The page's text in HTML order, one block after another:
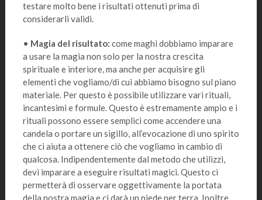
testare molto bene i risultati ottenuti prima di
considerarli validi.
• Magia del risultato: come maghi dobbiamo imparare
a usare la magia non solo per la nostra crescita
spirituale e interiore, ma anche per acquisire gli
elementi che vogliamo/di cui abbiamo bisogno sul piano
materiale. Per questo è possibile utilizzare vari rituali,
incantesimi e formule. Questo è estremamente ampio e i
rituali possono essere semplici come accendere una
candela o portare un sigillo, all’evocazione di uno spirito
che ci aiuta a ottenere ciò che vogliamo in cambio di
qualcosa. Indipendentemente dal metodo che utilizzi,
devi imparare a eseguire risultati magici. Questo ci
permetterà di osservare oggettivamente la portata
della nostra magia e ci darà un piede per terra. Inoltre,